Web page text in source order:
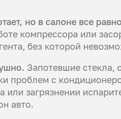
но в салоне все
компрессора или
без которой
Запотевшие стекла,
проблем с
или загрязнении
авто.